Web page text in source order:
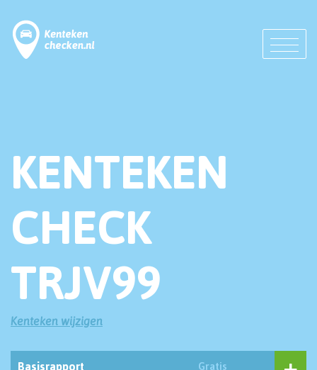
KENTEKEN
CHECK
TRJV99
Kenteken wijzigen
Basisrapport Gratis